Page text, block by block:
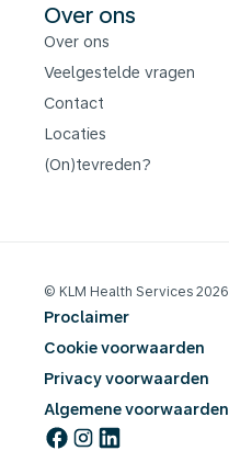
Over ons
Over ons
Veelgestelde vragen
Contact
Locaties
(On)tevreden?
© KLM Health Services 2026
Proclaimer
Cookie voorwaarden
Privacy voorwaarden
Algemene voorwaarden